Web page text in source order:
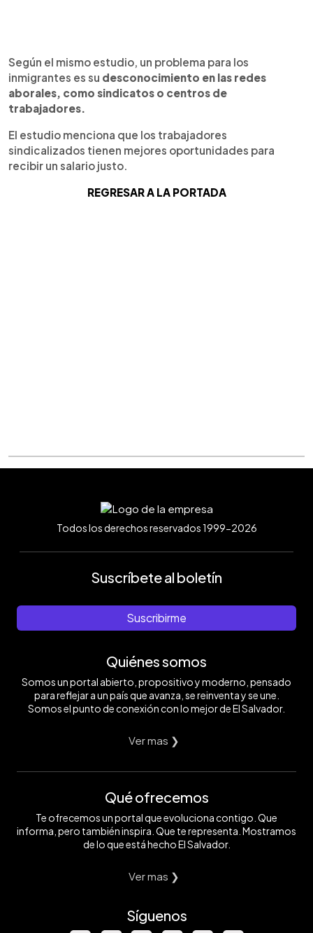
Según el mismo estudio, un problema para los
inmigrantes es su desconocimiento en las redes
aborales, como sindicatos o centros de
trabajadores.
El estudio menciona que los trabajadores
sindicalizados tienen mejores oportunidades para
recibir un salario justo.
REGRESAR A LA PORTADA
Todos los derechos reservados 1999-2026
Suscríbete al boletín
Suscribirme
Quiénes somos
Somos un portal abierto, propositivo y moderno, pensado
para reflejar a un país que avanza, se reinventa y se une.
Somos el punto de conexión con lo mejor de El Salvador.
Ver mas ❯
Qué ofrecemos
Te ofrecemos un portal que evoluciona contigo. Que
informa, pero también inspira. Que te representa. Mostramos
de lo que está hecho El Salvador.
Ver mas ❯
Síguenos